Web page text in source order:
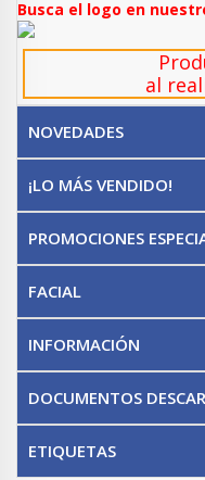
Busca el logo en
al
NOVEDADES
¡LO MÁS VENDIDO!
PROMOCIONES
FACIAL
INFORMACIÓN
DOCUMENTOS
ETIQUETAS